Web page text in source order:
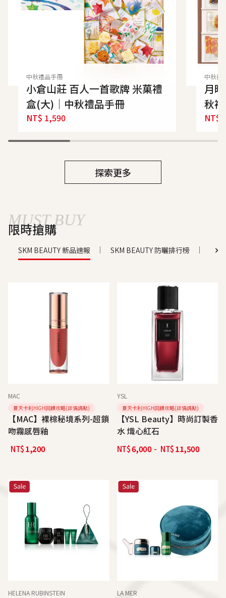
中秋禮品手冊
小倉山莊 百人一首歌牌 米菓禮
盒(大)｜中秋禮品手冊
NT$ 1,590
中秋禮
月
秋
NT$
探索更多
限時搶購
MUST BUY
SKM BEAUTY 新品速報 SKM BEAUTY 防曬排行榜
MAC
夏天卡利HIGH回饋攻略(詳情請點)
【MAC】裸棕秘境系列-超鎖
吻霧感唇釉
NT$1,200
YSL
夏天卡利HIGH回饋攻略(詳情請點)
【YSL Beauty】時尚訂製香
水 熾心紅石
NT$6,000 - NT$11,500
HELENA RUBINSTEIN LA MER